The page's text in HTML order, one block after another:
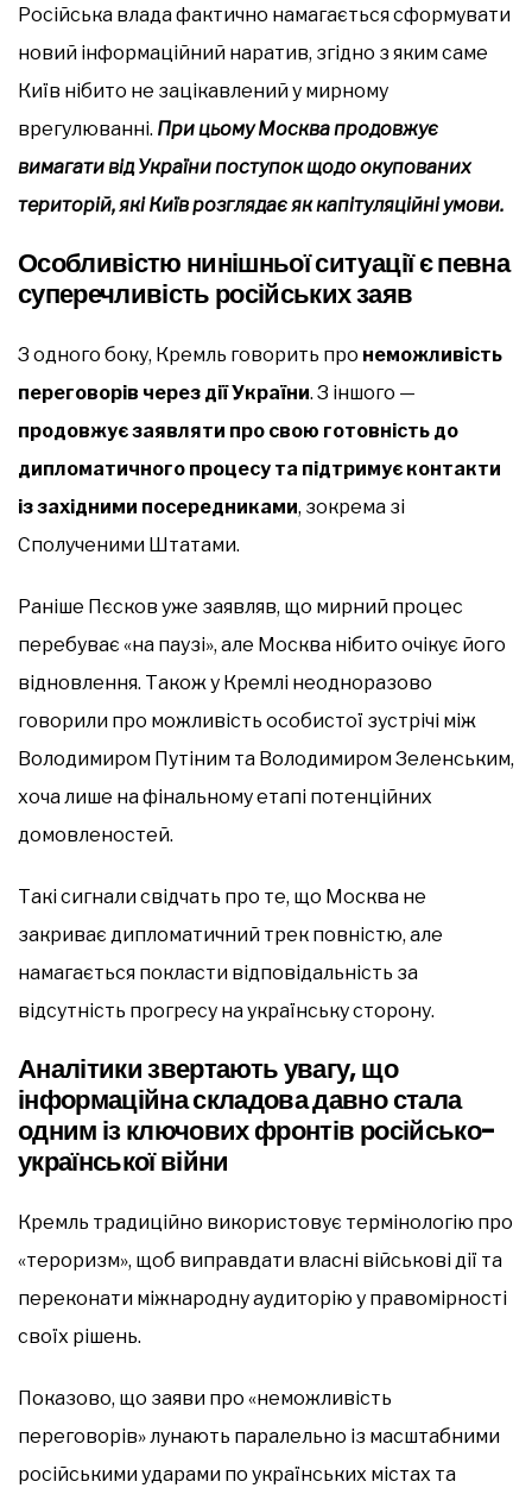
Російська влада фактично намагається сформувати
новий інформаційний наратив, згідно з яким саме
Київ нібито не зацікавлений у мирному
врегулюванні. При цьому Москва продовжує
вимагати від України поступок щодо окупованих
територій, які Київ розглядає як капітуляційні умови.
Особливістю нинішньої ситуації є певна
суперечливість російських заяв
З одного боку, Кремль говорить про неможливість
переговорів через дії України. З іншого —
продовжує заявляти про свою готовність до
дипломатичного процесу та підтримує контакти
із західними посередниками, зокрема зі
Сполученими Штатами.
Раніше Пєсков уже заявляв, що мирний процес
перебуває «на паузі», але Москва нібито очікує його
відновлення. Також у Кремлі неодноразово
говорили про можливість особистої зустрічі між
Володимиром Путіним та Володимиром Зеленським,
хоча лише на фінальному етапі потенційних
домовленостей.
Такі сигнали свідчать про те, що Москва не
закриває дипломатичний трек повністю, але
намагається покласти відповідальність за
відсутність прогресу на українську сторону.
Аналітики звертають увагу, що
інформаційна складова давно стала
одним із ключових фронтів російсько-
української війни
Кремль традиційно використовує термінологію про
«тероризм», щоб виправдати власні військові дії та
переконати міжнародну аудиторію у правомірності
своїх рішень.
Показово, що заяви про «неможливість
переговорів» лунають паралельно із масштабними
російськими ударами по українських містах та